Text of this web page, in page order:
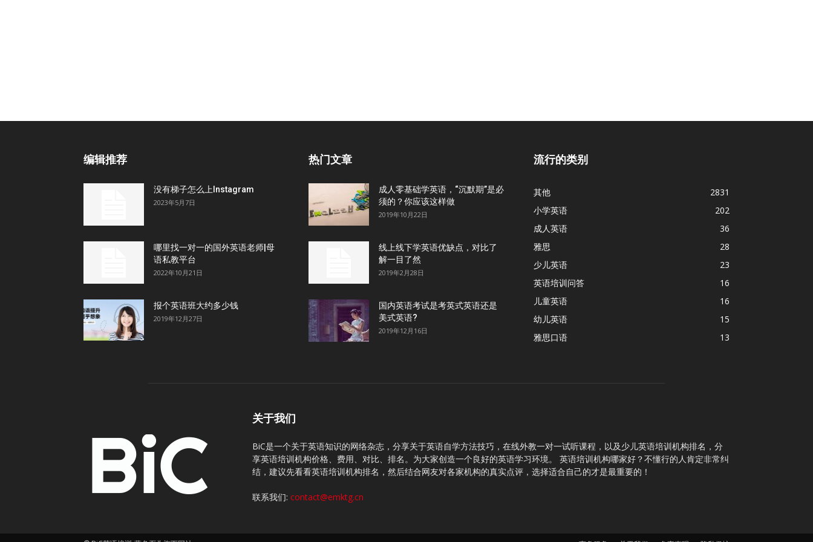
编辑推荐
没有梯子怎么上Instagram
2023年5月7日
哪里找一对一的国外英语老师|母
语私教平台
2022年10月21日
报个英语班大约多少钱
2019年12月27日
热门文章
成人零基础学英语，“沉默期”是必
须的？你应该这样做
2019年10月22日
线上线下学英语优缺点，对比了
解一目了然
2019年2月28日
国内英语考试是考英式英语还是
美式英语?
2019年12月16日
流行的类别
其他
2831
小学英语
202
成人英语
36
雅思
28
少儿英语
23
英语培训问答
16
儿童英语
16
幼儿英语
15
雅思口语
13
关于我们
BiC是一个关于英语知识的网络杂志，分享关于英语自学方法技巧，在线外教一对一试听课程，以及少儿英语培训机构排名，分
享英语培训机构价格、费用、对比、排名。为大家创造一个良好的英语学习环境。 英语培训机构哪家好？不懂行的人肯定非常纠
结，建议先看看英语培训机构排名，然后结合网友对各家机构的真实点评，选择适合自己的才是最重要的！
联系我们: contact@emktg.cn